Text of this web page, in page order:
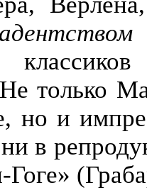
Не только
но и
в
Гоге»